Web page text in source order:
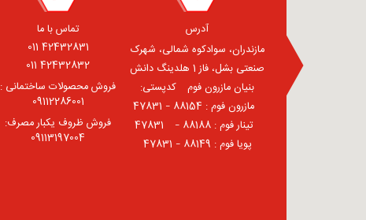
آدرس
مازندران، سوادکوه شمالی، شهرک
صنعتی بشل، فاز 1 هلدینگ دانش
بنیان مازرون فوم ⠀کدپستی:
⠀مازرون فوم : 88154 – 47831
⠀تینار فوم : 88188 – 47831⠀
پویا فوم : 88149 – 47831
تماس با ما
42432831 011
42432832 011
فروش محصولات ساختمانی :
09112286001
فروش ظروف یکبار مصرف:
09113197004